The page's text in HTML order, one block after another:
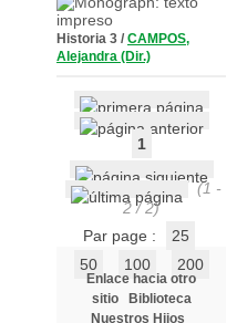
Historia 3 / CAMPOS,
Alejandra (Dir.)
1
(1 -
2 / 2)
Par page :
25
50
100 200
Enlace hacia otro
sitio
Biblioteca
Nuestros Hijos